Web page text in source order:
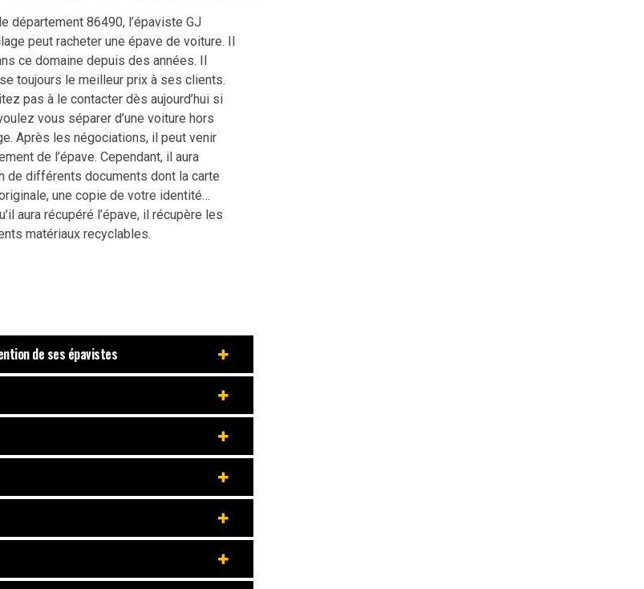
département 86490, l’épaviste GJ
peut racheter une épave de voiture. Il
ce domaine depuis des années. Il
toujours le meilleur prix à ses clients.
pas à le contacter dès aujourd’hui si
vous séparer d’une voiture hors
Après les négociations, il peut venir
de l’épave. Cependant, il aura
de différents documents dont la carte
une copie de votre identité…
aura récupéré l’épave, il récupère les
matériaux recyclables.
de ses épavistes